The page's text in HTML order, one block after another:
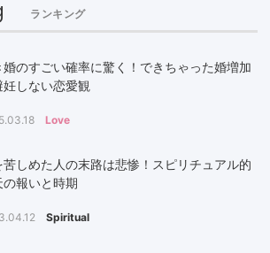
ランキング
婚のすごい確率に驚く！できちゃった婚増加
妊しない恋愛観
Love
苦しめた人の末路は悲惨！スピリチュアル的
の報いと時期
Spiritual